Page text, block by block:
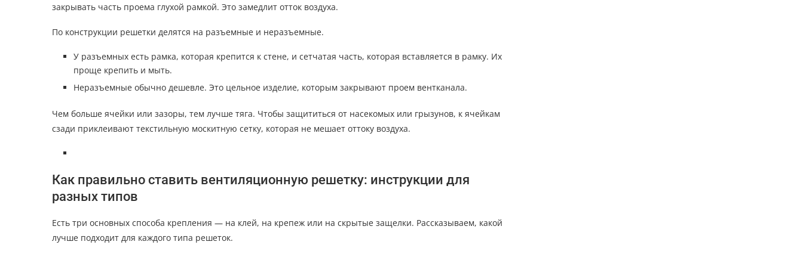
закрывать часть проема глухой рамкой. Это замедлит отток воздуха.
По конструкции решетки делятся на разъемные и неразъемные.
У разъемных есть рамка, которая крепится к стене, и сетчатая часть, которая вставляется в рамку. Их
проще крепить и мыть.
Неразъемные обычно дешевле. Это цельное изделие, которым закрывают проем вентканала.
Чем больше ячейки или зазоры, тем лучше тяга. Чтобы защититься от насекомых или грызунов, к ячейкам
сзади приклеивают текстильную москитную сетку, которая не мешает оттоку воздуха.
Как правильно ставить вентиляционную решетку: инструкции для
разных типов
Есть три основных способа крепления — на клей, на крепеж или на скрытые защелки. Рассказываем, какой
лучше подходит для каждого типа решеток.